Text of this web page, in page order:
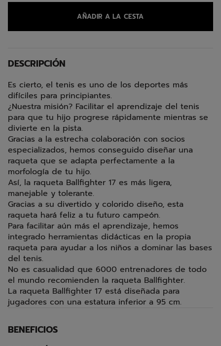
AÑADIR A LA CESTA
DESCRIPCIÓN
Es cierto, el tenis es uno de los deportes más
difíciles para principiantes.
¿Nuestra misión? Facilitar el aprendizaje del tenis
para que tu hijo progrese rápidamente mientras se
divierte en la pista.
Gracias a la estrecha colaboración con socios
especializados, hemos conseguido diseñar una
raqueta que se adapta perfectamente a la
morfología de tu hijo.
Así, la raqueta Ballfighter 17 es más ligera,
manejable y tolerante.
Gracias a su divertido y colorido diseño, esta
raqueta hará feliz a tu futuro campeón.
Para facilitar aún más el aprendizaje, hemos
integrado herramientas didácticas en la propia
raqueta para ayudar a los niños a dominar las bases
del tenis.
No es casualidad que 6000 entrenadores de todo
el mundo recomienden la raqueta Ballfighter.
La raqueta Ballfighter 17 está diseñada para
jugadores con una estatura inferior a 95 cm.
BENEFICIOS